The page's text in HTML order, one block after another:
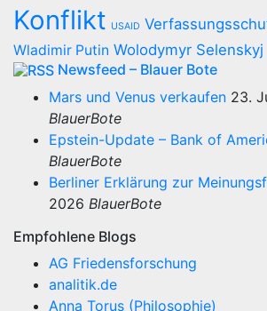
Konflikt USAID
Wladimir Putin Wolodymyr Selenskyj
Newsfeed – Blauer Bote
Mars und Venus verkaufen 23.
BlauerBote
Epstein-Update – Bank of
BlauerBote
Berliner Erklärung zur
2026 BlauerBote
Empfohlene Blogs
AG Friedensforschung
analitik.de
Anna Torus (Philosophie)